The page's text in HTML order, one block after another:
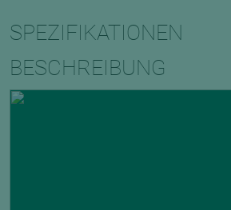
SPEZIFIKATIONEN
BESCHREIBUNG